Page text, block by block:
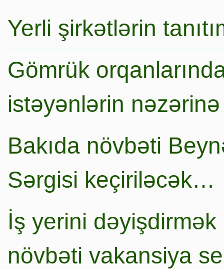
Yerli şirkətlərin
Gömrük
istəyənlərin nəzərinə
Bakıda növbəti
Sərgisi keçiriləcək…
İş yerini
növbəti vakansiya